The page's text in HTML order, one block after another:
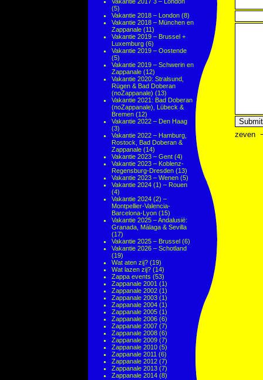
(5)
Vakantie 2018 – London (8)
Vakantie 2018 – München en
Zappanale (11)
Vakantie 2019 – Brussel +
Luxemburg (6)
Vakantie 2019 – Oostende
(5)
Vakantie 2019 – Schwerin en
Zappanale (12)
Vakantie 2020: Stralsund,
Rügen & Bad Doberan
(noZappanale) (13)
Vakantie 2021: Bad Doberan
(noZappanale), Lübeck &
Bremen (12)
Vakantie 2022 – Den Haag
(3)
Vakantie 2022 – Hamburg,
Rostock, Bad Doberan &
Zappanale (14)
Vakantie 2023 – Gent (4)
Vakantie 2023 – Koblenz-
Regensburg-Dresden (13)
Vakantie 2023 – Wenen (5)
Vakantie 2024 (1) – Rouen
(4)
Vakantie 2024 (2) –
Montpellier-Valencia-
Barcelona-Lyon (15)
Vakantie 2025 – Andalusië:
Granada, Málaga & Sevilla
(17)
Vakantie 2025 – Brussel (6)
Vakantie 2026 – Schotland
(19)
Wat aten zij? (19)
Wat lazen zij? (14)
Zappa events (53)
Zappanale 2001 (1)
Zappanale 2002 (1)
Zappanale 2003 (1)
Zappanale 2004 (1)
Zappanale 2005 (1)
Zappanale 2006 (6)
Zappanale 2007 (7)
Zappanale 2008 (6)
Zappanale 2009 (7)
Zappanale 2010 (5)
Zappanale 2011 (6)
Zappanale 2012 (7)
Zappanale 2013 (7)
Zappanale 2014 (8)
zeven